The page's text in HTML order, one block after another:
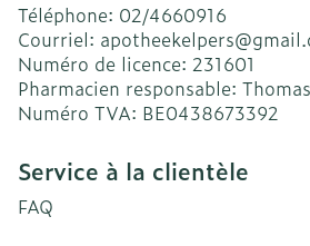
Téléphone: 02/4660916
Courriel: apotheekelpers@
Numéro de licence: 231601
Pharmacien responsable:
Numéro TVA: BE0438673392
Service à la clientèle
FAQ